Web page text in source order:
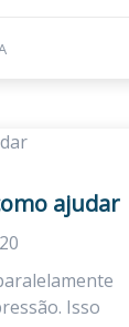
ajudar
Isso